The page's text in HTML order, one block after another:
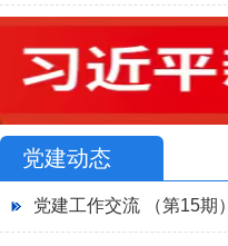
党建动态
党建工作交流 （第15期）